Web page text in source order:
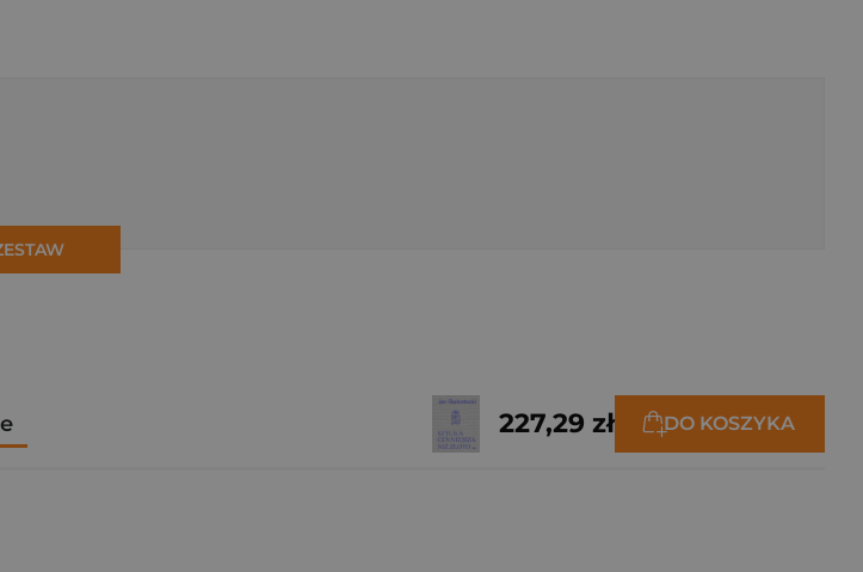
227,29 zł DO KOSZYKA